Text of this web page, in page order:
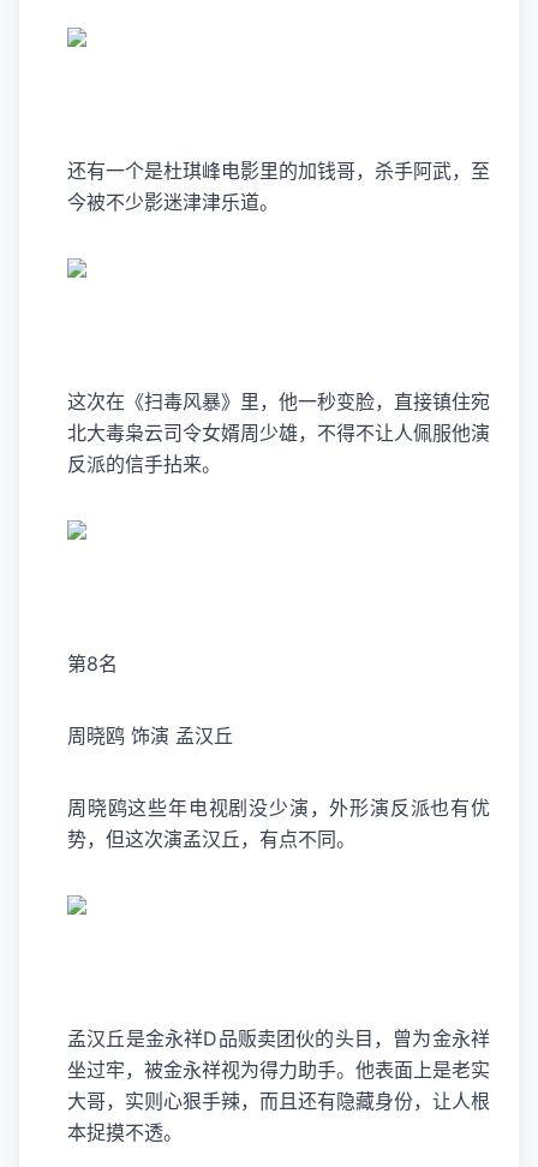
还有一个是杜琪峰电影里的加钱哥，杀手阿武，至
今被不少影迷津津乐道。
这次在《扫毒风暴》里，他一秒变脸，直接镇住宛
北大毒枭云司令女婿周少雄，不得不让人佩服他演
反派的信手拈来。
第8名
周晓鸥 饰演 孟汉丘
周晓鸥这些年电视剧没少演，外形演反派也有优
势，但这次演孟汉丘，有点不同。
孟汉丘是金永祥D品贩卖团伙的头目，曾为金永祥
坐过牢，被金永祥视为得力助手。他表面上是老实
大哥，实则心狠手辣，而且还有隐藏身份，让人根
本捉摸不透。